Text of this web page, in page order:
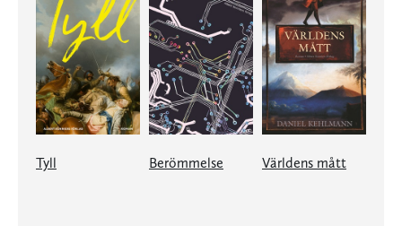
Tyll Berömmelse Världens mått